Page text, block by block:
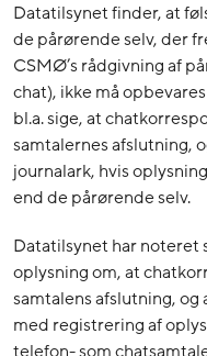
Datatilsynet finder, at
de pårørende selv, der
CSMØ’s rådgivning af
chat), ikke må
bl.a. sige, at
samtalernes afslutning,
journalark, hvis
end de pårørende selv.
Datatilsynet har noteret
oplysning om, at
samtalens afslutning,
med registrering af